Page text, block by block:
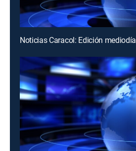
Noticias Caracol: Edición mediodía